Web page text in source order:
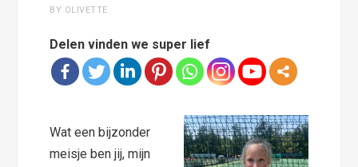
BY OLIVETTE
Delen vinden we super lief
Wat een bijzonder
meisje ben jij, mijn